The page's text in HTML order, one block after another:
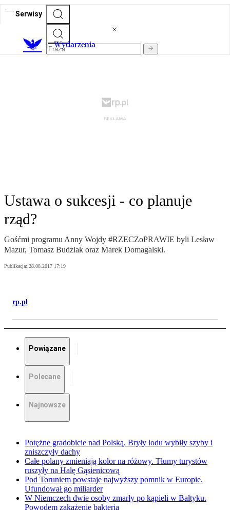
Serwisy
Wydarzenia
Ustawa o sukcesji - co planuje
rząd?
Gośćmi programu Anny Wojdy #RZECZoPRAWIE byli Lesław
Mazur, Tomasz Budziak oraz Marek Domagalski.
Publikacja: 28.08.2017 17:19
rp.pl
Powiązane
Polecane
Najnowsze
Potężne gradobicie nad Polską. Bryły lodu wybiły szyby i
zniszczyły dachy
Całe polany zmieniają kolor na różowy. Tłumy turystów
ruszyły na Halę Gąsienicową
Pod Toruniem powstaje najwyższy pomnik w Europie.
Ufundował go miliarder
W Niemczech dwie osoby zmarły po kąpieli w Bałtyku.
Powodem zakażenie bakterią